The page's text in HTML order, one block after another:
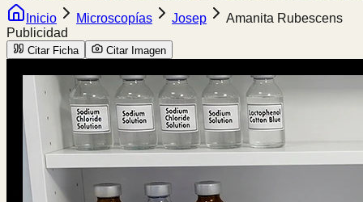
Inicio Microscopías Josep
Amanita Rubescens
Publicidad
Citar Ficha Citar Imagen